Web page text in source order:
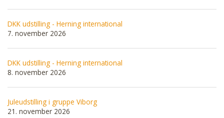
DKK udstilling - Herning international
7. november 2026
DKK udstilling - Herning international
8. november 2026
Juleudstilling i gruppe Viborg
21. november 2026